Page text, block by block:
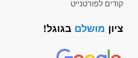
קודים לפורטנייט
ציון מושלם בגוגל!